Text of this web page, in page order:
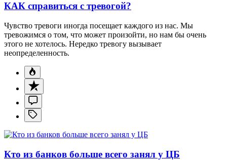
КАК справиться с тревогой?
Чувство тревоги иногда посещает каждого из нас. Мы
тревожимся о том, что может произойти, но нам бы очень
этого не хотелось. Нередко тревогу вызывает
неопределенность.
Кто из банков больше всего занял у ЦБ